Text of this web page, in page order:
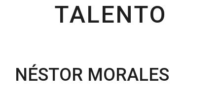
TALENTO
NÉSTOR MORALES